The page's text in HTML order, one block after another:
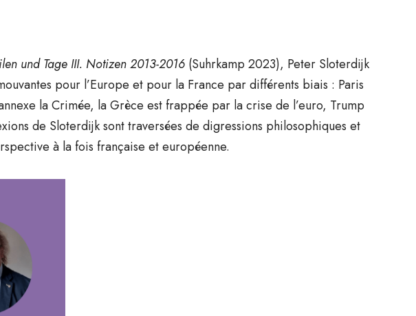
und Tage III. Notizen 2013-2016(Suhrkamp 2023), Peter Sloterdijk
pour l’Europe et pour la France par différents biais : Paris
la Crimée, la Grèce est frappée par la crise de l’euro, Trump
de Sloterdijk sont traversées de digressions philosophiques et
à la fois française et européenne.